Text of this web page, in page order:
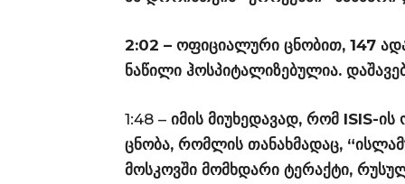
2:02 – ოფიციალური ცნობით, 147
ნაწილი ჰოსპიტალიზებულია.
1:48 – იმის მიუხედავად, რომ ISIS-
ცნობა, რომლის თანახმადაც,
მოსკოვში მომხდარი ტერაქტი,